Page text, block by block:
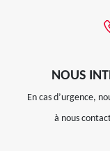
NOUS
En cas d’urgence,
à nous